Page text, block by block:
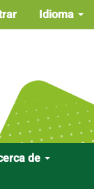
Idioma
de